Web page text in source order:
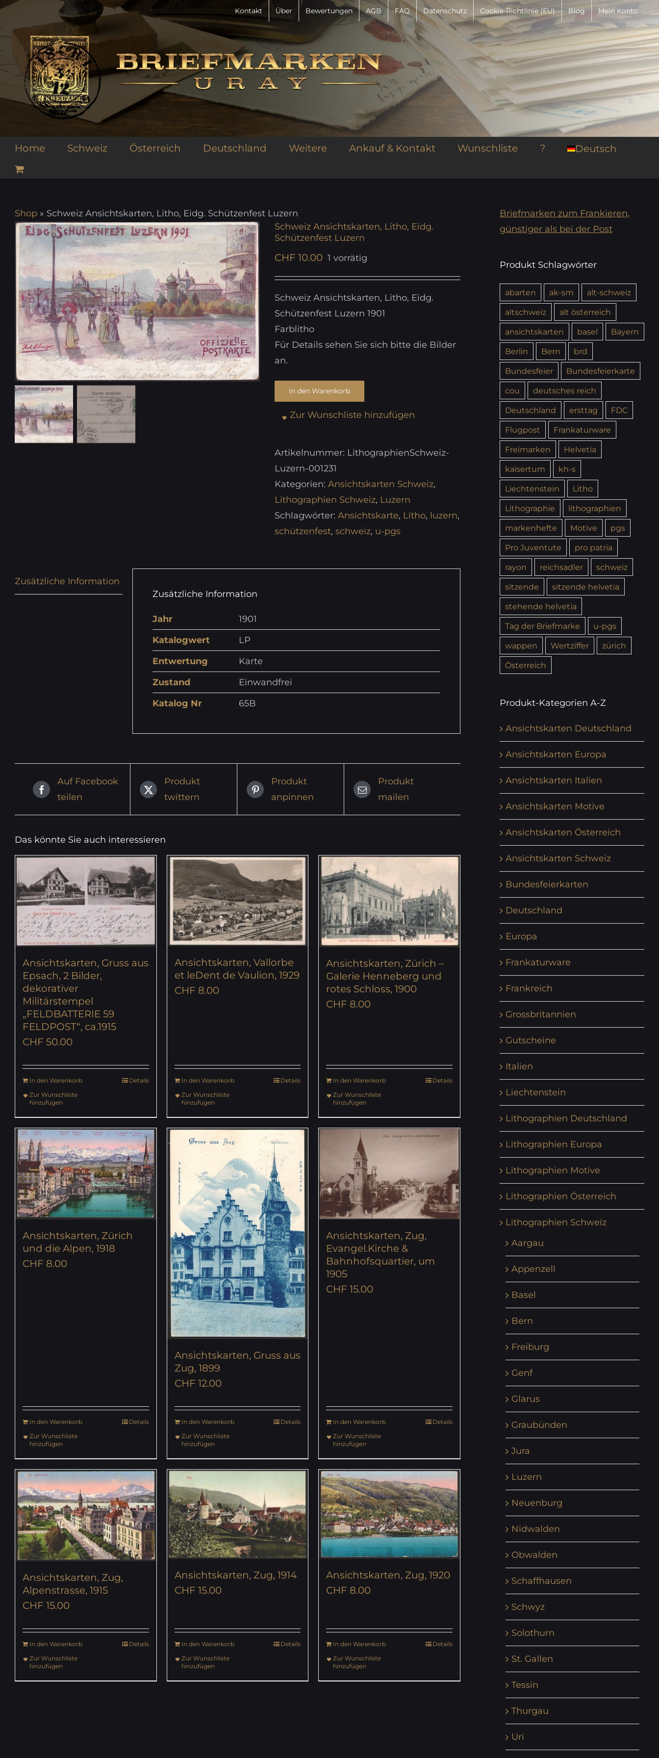
Zum
springen
Kontakt Über Bewertungen AGB FAQ Datenschutz Cookie-Richtlinie (EU) Blog Mein Konto
Home Schweiz Österreich Deutschland Weitere Ankauf & Kontakt Wunschliste ? Deutsch
Shop » Schweiz Ansichtskarten, Litho, Eidg. Schützenfest Luzern
Schweiz Ansichtskarten, Litho, Eidg.
Schützenfest Luzern
CHF 10.00 1 vorrätig
Schweiz Ansichtskarten, Litho, Eidg.
Schützenfest Luzern 1901
Farblitho
Für Details sehen Sie sich bitte die Bilder
an.
In den Warenkorb
Zur Wunschliste hinzufügen
Artikelnummer: LithographienSchweiz-
Luzern-001231
Kategorien: Ansichtskarten Schweiz,
Lithographien Schweiz, Luzern
Schlagwörter: Ansichtskarte, Litho, luzern,
schützenfest, schweiz, u-pgs
Zusätzliche Information
Zusätzliche Information
Jahr
1901
Katalogwert
LP
Entwertung
Karte
Zustand
Einwandfrei
Katalog Nr
65B
Auf Facebook
teilen
Produkt
twittern
Produkt
anpinnen
Produkt
mailen
Das könnte Sie auch interessieren
Ansichtskarten, Gruss aus
Epsach, 2 Bilder,
dekorativer
Militärstempel
„FELDBATTERIE 59
FELDPOST“, ca.1915
CHF 50.00
In den Warenkorb
Details
Zur Wunschliste
hinzufügen
Ansichtskarten, Vallorbe
et leDent de Vaulion, 1929
CHF 8.00
In den Warenkorb
Details
Zur Wunschliste
hinzufügen
Ansichtskarten, Zürich –
Galerie Henneberg und
rotes Schloss, 1900
CHF 8.00
In den Warenkorb
Details
Zur Wunschliste
hinzufügen
Ansichtskarten, Zürich
und die Alpen, 1918
CHF 8.00
In den Warenkorb
Details
Zur Wunschliste
hinzufügen
Ansichtskarten, Gruss aus
Zug, 1899
CHF 12.00
In den Warenkorb
Details
Zur Wunschliste
hinzufügen
Ansichtskarten, Zug,
Evangel.Kirche &
Bahnhofsquartier, um
1905
CHF 15.00
In den Warenkorb
Details
Zur Wunschliste
hinzufügen
Ansichtskarten, Zug,
Alpenstrasse, 1915
CHF 15.00
In den Warenkorb
Details
Zur Wunschliste
hinzufügen
Ansichtskarten, Zug, 1914
CHF 15.00
In den Warenkorb
Details
Zur Wunschliste
hinzufügen
Ansichtskarten, Zug, 1920
CHF 8.00
In den Warenkorb
Details
Zur Wunschliste
hinzufügen
Briefmarken zum Frankieren,
günstiger als bei der Post
Produkt Schlagwörter
abarten ak-sm
alt-schweiz
altschweiz
alt österreich
ansichtskarten
basel
Bayern
Berlin
Bern
brd
Bundesfeier
Bundesfeierkarte
cou
deutsches reich
Deutschland
ersttag
FDC
Flugpost
Frankaturware
Freimarken
Helvetia
kaisertum
kh-s
Liechtenstein
Litho
Lithographie
lithographien
markenhefte
Motive
pgs
Pro Juventute
pro patria
rayon
reichsadler
schweiz
sitzende
sitzende helvetia
stehende helvetia
Tag der Briefmarke
u-pgs
wappen
Wertziffer
zürich
Österreich
Produkt-Kategorien A-Z
Ansichtskarten Deutschland
Ansichtskarten Europa
Ansichtskarten Italien
Ansichtskarten Motive
Ansichtskarten Österreich
Ansichtskarten Schweiz
Bundesfeierkarten
Deutschland
Europa
Frankaturware
Frankreich
Grossbritannien
Gutscheine
Italien
Liechtenstein
Lithographien Deutschland
Lithographien Europa
Lithographien Motive
Lithographien Österreich
Lithographien Schweiz
Aargau
Appenzell
Basel
Bern
Freiburg
Genf
Glarus
Graubünden
Jura
Luzern
Neuenburg
Nidwalden
Obwalden
Schaffhausen
Schwyz
Solothurn
St. Gallen
Tessin
Thurgau
Uri